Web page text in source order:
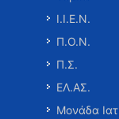
Ι.Ι.Ε.Ν.
Π.Ο.Ν.
Π.Σ.
ΕΛ.ΑΣ.
Μονάδα